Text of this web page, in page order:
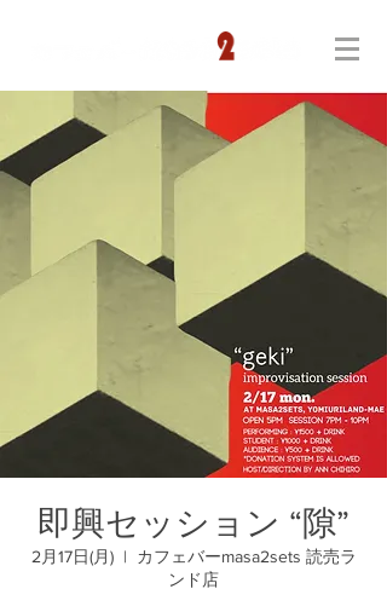
即興セッション “隙”
2月17日(月)
  |
カフェバーmasa2sets 読売ラ
ンド店